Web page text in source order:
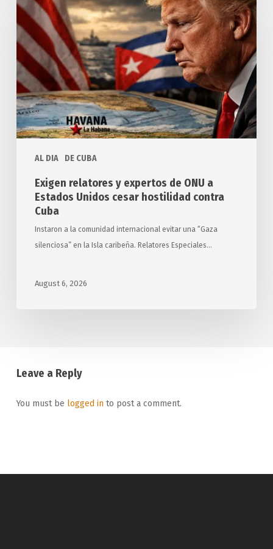
AL DIA DE CUBA
expertos
de
ONU
a
Estados
Unidos
cesar
contra
Exigen relatores y expertos de ONU a
Estados Unidos cesar hostilidad contra
Cuba
Instaron a la comunidad internacional evitar una “Gaza
silenciosa” en la Isla caribeña. Relatores Especiales…
August 6, 2026
Leave a Reply
You must be logged into post a comment.